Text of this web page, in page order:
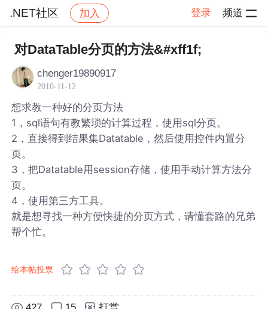
.NET社区 加入 登录 频道
社区 .NET社区 帖子详情
对DataTable分页的方法&#xff1f;
chenger19890917
2010-11-12
想求教一种好的分页方法
1，sql语句有教繁琐的计算过程，使用sql分页。
2，直接得到结果集Datatable，然后使用控件内置分
页。
3，把Datatable用session存储，使用手动计算方法分
页。
4，使用第三方工具。
就是想寻找一种方便快捷的分页方式，请懂套路的兄弟
帮个忙。
给本帖投票